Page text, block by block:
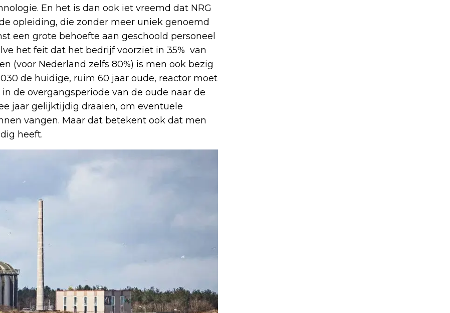
En het is dan ook iet vreemd dat NRG
opleiding, die zonder meer uniek genoemd
een grote behoefte aan geschoold personeel
het feit dat het bedrijf voorziet in 35% van
(voor Nederland zelfs 80%) is men ook bezig
de huidige, ruim 60 jaar oude, reactor moet
de overgangsperiode van de oude naar de
jaar gelijktijdig draaien, om eventuele
vangen. Maar dat betekent ook dat men
heeft.